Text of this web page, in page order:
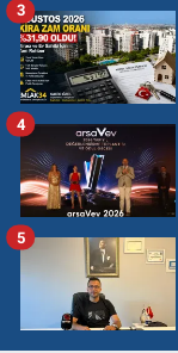
3
4
5